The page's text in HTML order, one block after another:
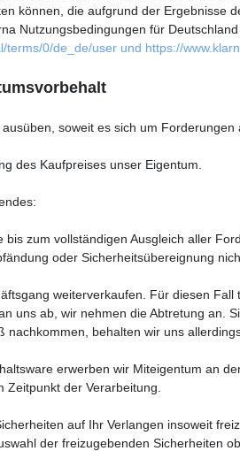
können, die aufgrund der Ergebnisse
Nutzungsbedingungen für
0/de_de/user und https://
soweit es sich um Forderungen
des Kaufpreises unser Eigentum.
zum vollständigen Ausgleich aller
oder Sicherheitsübereignung
weiterverkaufen. Für diesen
uns ab, wir nehmen die Abtretung an.
behalten wir uns
erwerben wir Miteigentum an
der Verarbeitung.
auf Ihr Verlangen insoweit
der freizugebenden Sicherheiten